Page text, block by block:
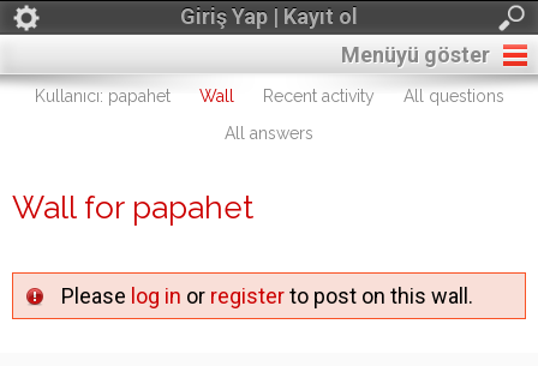
Giriş Yap | Kayıt ol
Menüyü göster
Kullanıcı: papahet Wall Recent activity
All questions
All answers
Wall for papahet
Please log in or registerto post on this wall.